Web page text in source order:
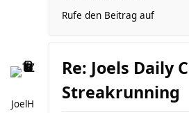
Rufe den Beitrag auf
JoelH
Re: Joels Daily
Streakrunning